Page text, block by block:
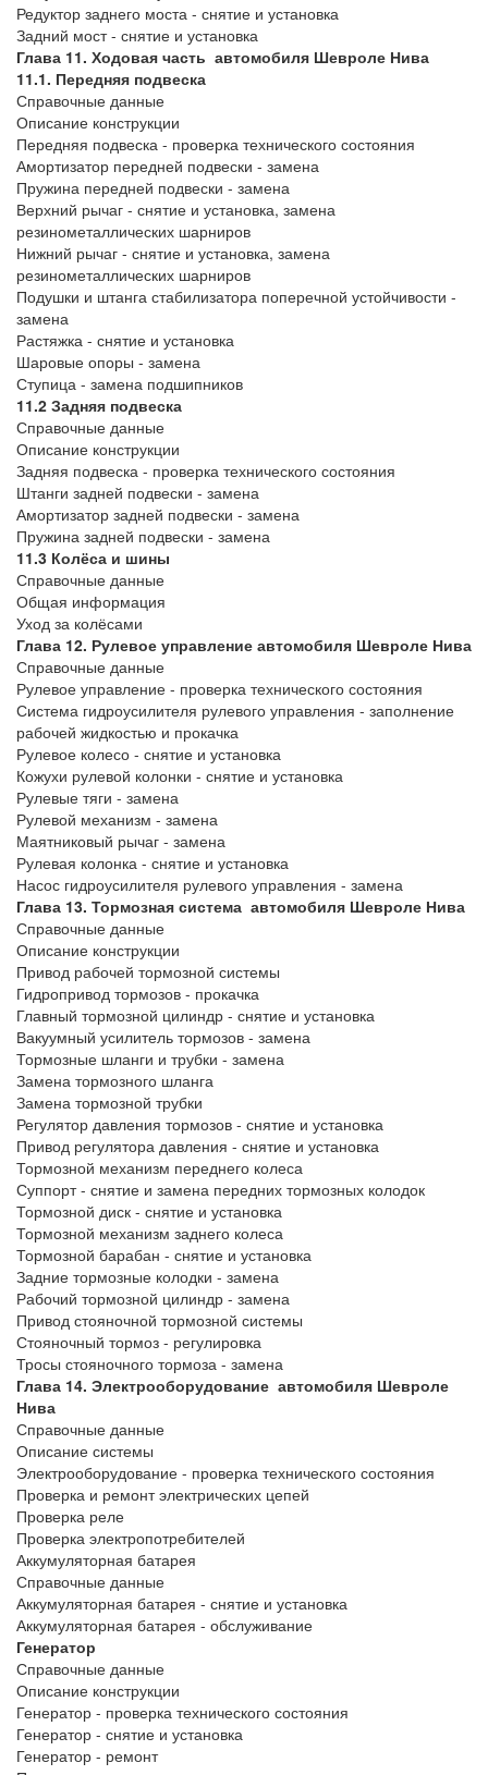
Редуктор заднего моста - снятие и установка
Задний мост - снятие и установка
Глава 11. Ходовая часть автомобиля Шевроле Нива
11.1. Передняя подвеска
Справочные данные
Описание конструкции
Передняя подвеска - проверка технического состояния
Амортизатор передней подвески - замена
Пружина передней подвески - замена
Верхний рычаг - снятие и установка, замена
резинометаллических шарниров
Нижний рычаг - снятие и установка, замена
резинометаллических шарниров
Подушки и штанга стабилизатора поперечной устойчивости -
замена
Растяжка - снятие и установка
Шаровые опоры - замена
Ступица - замена подшипников
11.2 Задняя подвеска
Справочные данные
Описание конструкции
Задняя подвеска - проверка технического состояния
Штанги задней подвески - замена
Амортизатор задней подвески - замена
Пружина задней подвески - замена
11.3 Колёса и шины
Справочные данные
Общая информация
Уход за колёсами
Глава 12. Рулевое управление автомобиля Шевроле Нива
Справочные данные
Рулевое управление - проверка технического состояния
Система гидроусилителя рулевого управления - заполнение
рабочей жидкостью и прокачка
Рулевое колесо - снятие и установка
Кожухи рулевой колонки - снятие и установка
Рулевые тяги - замена
Рулевой механизм - замена
Маятниковый рычаг - замена
Рулевая колонка - снятие и установка
Насос гидроусилителя рулевого управления - замена
Глава 13. Тормозная система автомобиля Шевроле Нива
Справочные данные
Описание конструкции
Привод рабочей тормозной системы
Гидропривод тормозов - прокачка
Главный тормозной цилиндр - снятие и установка
Вакуумный усилитель тормозов - замена
Тормозные шланги и трубки - замена
Замена тормозного шланга
Замена тормозной трубки
Регулятор давления тормозов - снятие и установка
Привод регулятора давления - снятие и установка
Тормозной механизм переднего колеса
Суппорт - снятие и замена передних тормозных колодок
Тормозной диск - снятие и установка
Тормозной механизм заднего колеса
Тормозной барабан - снятие и установка
Задние тормозные колодки - замена
Рабочий тормозной цилиндр - замена
Привод стояночной тормозной системы
Стояночный тормоз - регулировка
Тросы стояночного тормоза - замена
Глава 14. Электрооборудование автомобиля Шевроле
Нива
Справочные данные
Описание системы
Электрооборудование - проверка технического состояния
Проверка и ремонт электрических цепей
Проверка реле
Проверка электропотребителей
Аккумуляторная батарея
Справочные данные
Аккумуляторная батарея - снятие и установка
Аккумуляторная батарея - обслуживание
Генератор
Справочные данные
Описание конструкции
Генератор - проверка технического состояния
Генератор - снятие и установка
Генератор - ремонт